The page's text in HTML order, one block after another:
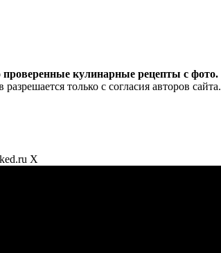
кулинарные рецепты с фото.
только с согласия авторов сайта.
X